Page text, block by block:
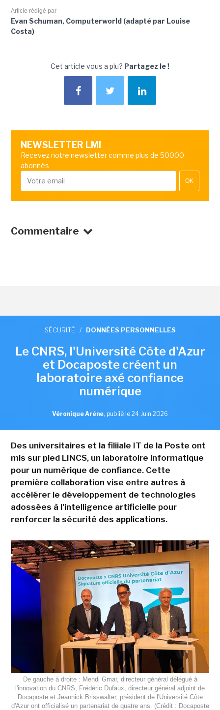
Article rédigé par
Evan Schuman, Computerworld (adapté par Louise
Costa)
Cet article vous a plu? Partagez le !
NEWSLETTER LMI
Recevez notre newsletter comme plus de 50000
abonnés
OK
Commentaire
SÉCURITÉ / DONNÉES PERSONNELLES
Le CNRS, l'Université Côte d'Azur
et Docaposte créent un
laboratoire axé confiance
numérique
Véronique Arène, publié le 24 Juin 2026
Des universitaires et la filiiale IT de la Poste ont
mis sur pied LINCS, un laboratoire informatique
pour un numérique de confiance. Cette
première collaboration vise entre autres à
accélérer le développement de technologies
adossées à l'intelligence artificielle pour
renforcer la sécurité des applications.
De gauche à droite : Mehdi Gmar, directeur général délégué à
l'innovation du CNRS, Frédéric Dufaux, directeur général adjoint de
Docaposte et Jeannick Brisswalter, président de l'Université Côte
d'Azur ont officialisé un partenariat de quatre ans. (Crédit : Docaposte